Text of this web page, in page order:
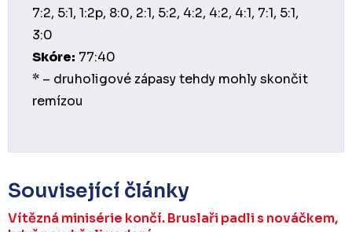
7:2, 5:1, 1:2p, 8:0, 2:1, 5:2, 4:2, 4:2, 4:1, 7:1, 5:1,
3:0
Skóre: 77:40
* – druholigové zápasy tehdy mohly skončit
remízou
Související články
Vítězná minisérie končí. Bruslaři padli s nováčkem,